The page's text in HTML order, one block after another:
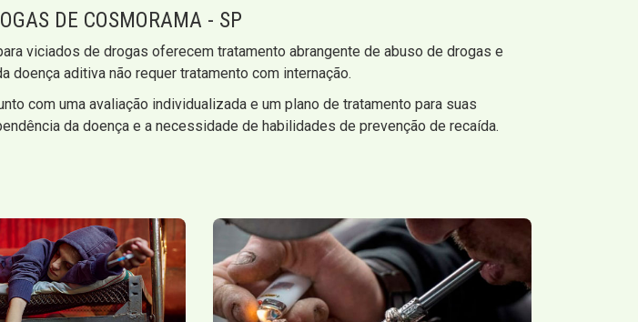
DE COSMORAMA - SP
viciados de drogas oferecem tratamento abrangente de abuso de drogas e
aditiva não requer tratamento com internação.
com uma avaliação individualizada e um plano de tratamento para suas
da doença e a necessidade de habilidades de prevenção de recaída.